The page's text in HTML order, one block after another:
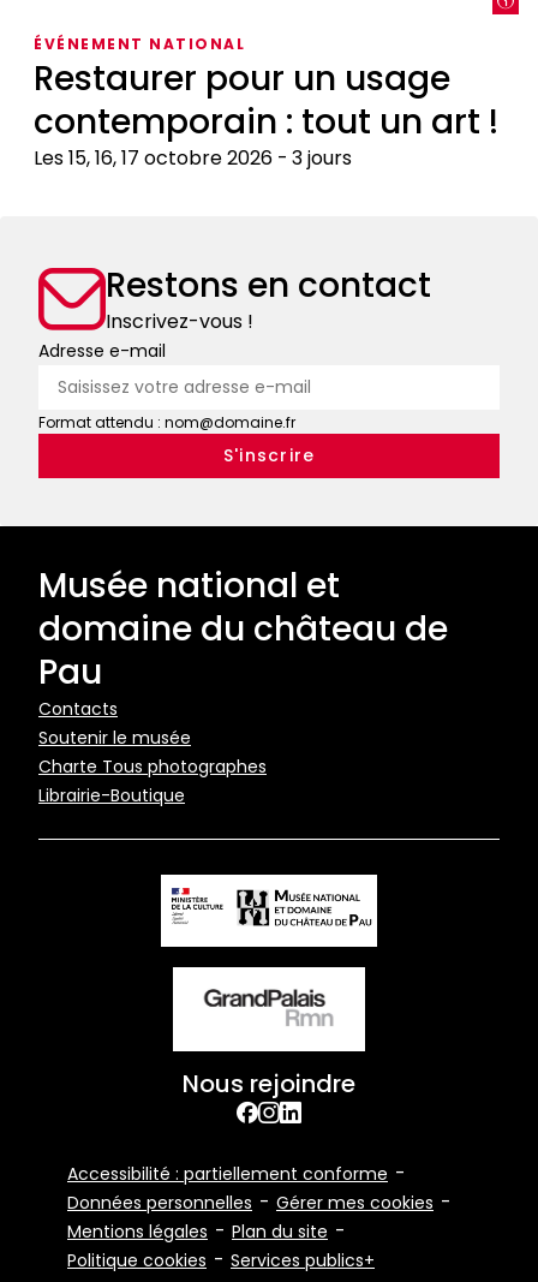
Shakespeare
L’animal,
objet
du
savoir
médiéval
chasse,
bestiaires
Restaurer pour un usage
contemporain : tout un art !
Les 15, 16, 17 octobre 2026 3 jours
ÉVÉNEMENT NATIONAL
usage
contemporain
art
Restons en contact
Inscrivez-vous !
Adresse e-mail
Format attendu : nom@domaine.fr
Musée national et
domaine du château de
Pau
Pied
de
page
Contacts
Soutenir le musée
Charte Tous photographes
Librairie-Boutique
Nous rejoindre
facebook
Instagram
Bottom
Accessibilité : partiellement conforme
Données personnelles
Gérer mes cookies
Mentions légales
Plan du site
Politique cookies
Services publics+